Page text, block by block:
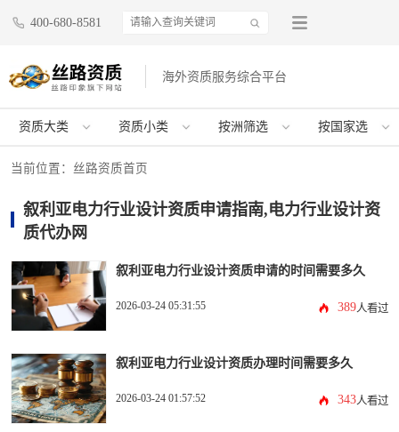
400-680-8581
海外资质服务综合平台
资质大类 资质小类 按洲筛选 按国家选
当前位置： 丝路资质首页
叙利亚电力行业设计资质申请指南,电力行业设计资
质代办网
叙利亚电力行业设计资质申请的时间需要多久
2026-03-24 05:31:55 389人看过
叙利亚电力行业设计资质办理时间需要多久
2026-03-24 01:57:52 343人看过